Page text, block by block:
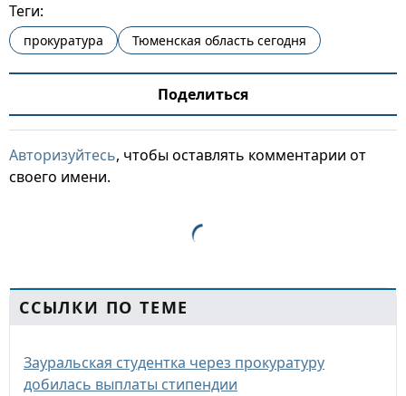
Теги:
прокуратура Тюменская область сегодня
Поделиться
Авторизуйтесь, чтобы оставлять комментарии от
своего имени.
ССЫЛКИ ПО ТЕМЕ
Зауральская студентка через прокуратуру
добилась выплаты стипендии